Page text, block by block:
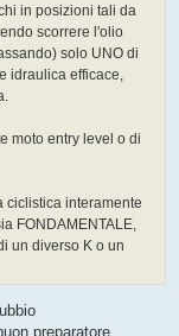
in posizioni tali da
scorrere l'olio
solo UNO di
idraulica efficace,
moto entry level o di
ciclistica interamente
FONDAMENTALE,
un diverso K o un
preparatore...